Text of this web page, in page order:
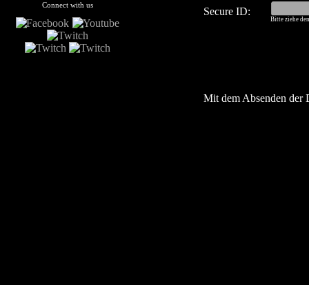
Connect with us
Secure ID:
Bitte ziehe
Mit dem Absenden der